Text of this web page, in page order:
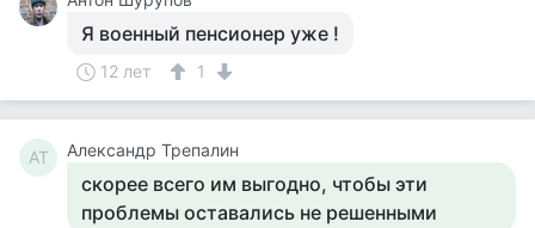
Я военный пенсионер уже !
12 лет 1
АТ Александр Трепалин
скорее всего им выгодно, чтобы эти
проблемы оставались не решенными